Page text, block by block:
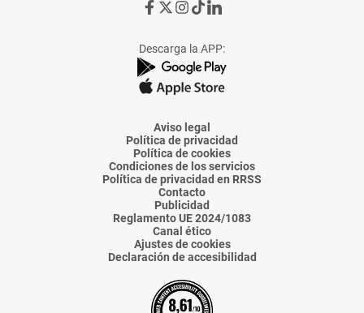
Ir
de
La
Voz
Almería
Ir
de
La
Voz
Almería
Ir
de
La
Voz
Almería
Ir
de
La
Voz
Almería
Ir
de
La
Voz
Descarga la APP:
Aviso legal
Política de privacidad
Política de cookies
Condiciones de los servicios
Política de privacidad en RRSS
Contacto
Publicidad
Reglamento UE 2024/1083
Canal ético
Ajustes de cookies
Declaración de accesibilidad